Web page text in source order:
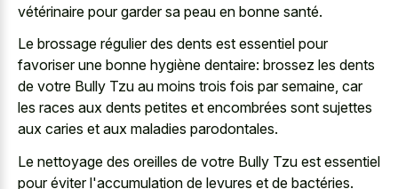
vétérinaire pour garder sa peau en bonne santé.
Le brossage régulier des dents est essentiel pour
favoriser une bonne hygiène dentaire: brossez les dents
de votre Bully Tzu au moins trois fois par semaine, car
les races aux dents petites et encombrées sont sujettes
aux caries et aux maladies parodontales.
Le nettoyage des oreilles de votre Bully Tzu est essentiel
pour éviter l'accumulation de levures et de bactéries.